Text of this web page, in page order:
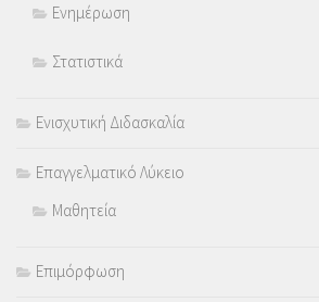
Ενημέρωση
Στατιστικά
Ενισχυτική Διδασκαλία
Επαγγελματικό Λύκειο
Μαθητεία
Επιμόρφωση